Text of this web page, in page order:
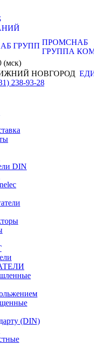
ПРОМСНАБ
ГРУППА
(мск)
НОВГОРОД
238-93-28
DIN
(DIN)